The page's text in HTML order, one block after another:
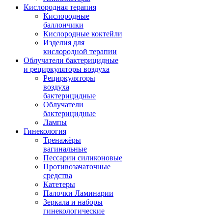
Кислородная терапия
Кислородные
баллончики
Кислородные коктейли
Изделия для
кислородной терапии
Облучатели бактерицидные
и рециркуляторы воздуха
Рециркуляторы
воздуха
бактерицидные
Облучатели
бактерицидные
Лампы
Гинекология
Тренажёры
вагинальные
Пессарии силиконовые
Противозачаточные
средства
Катетеры
Палочки Ламинарии
Зеркала и наборы
гинекологические